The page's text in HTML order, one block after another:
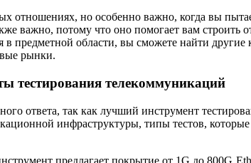
отношениях, но особенно важно, когда вы
важно, потому что оно помогает вам строить
в предметной области, вы сможете найти
рынки.
тестирования телекоммуникаций
ответа, так как лучший инструмент
инфраструктуры, типы тестов,
предлагает покрытие от 1G до 800G